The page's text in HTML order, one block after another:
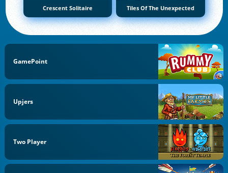
Crescent Solitaire Tiles Of The Unexpected
GamePoint
Upjers
Two Player